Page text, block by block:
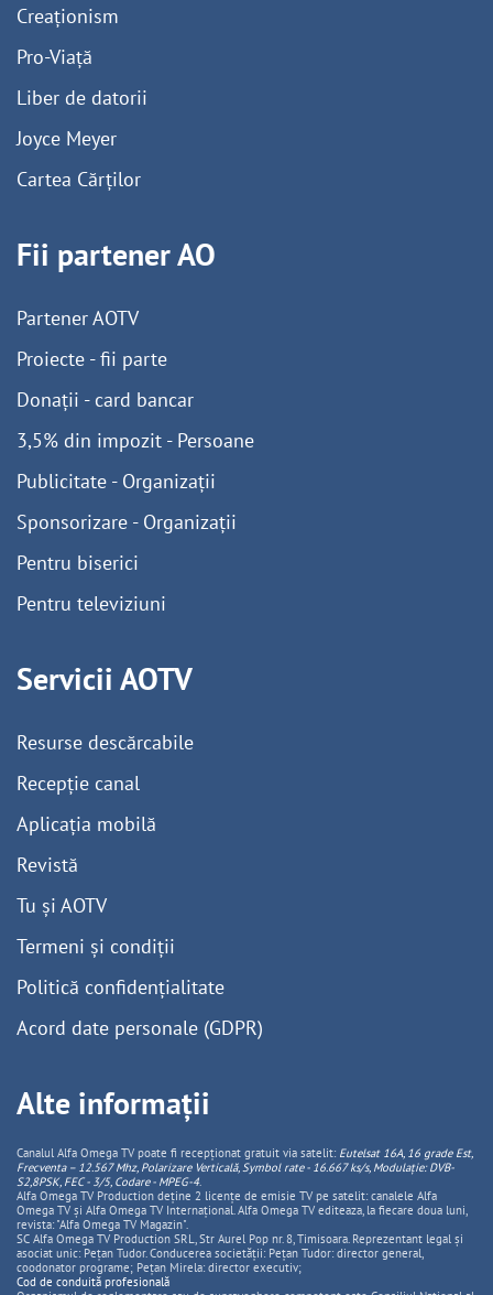
Creaționism
Pro-Viață
Liber de datorii
Joyce Meyer
Cartea Cărților
Fii partener AO
Partener AOTV
Proiecte - fii parte
Donații - card bancar
3,5% din impozit - Persoane
Publicitate - Organizații
Sponsorizare - Organizații
Pentru biserici
Pentru televiziuni
Servicii AOTV
Resurse descărcabile
Recepție canal
Aplicația mobilă
Revistă
Tu și AOTV
Termeni și condiții
Politică confidențialitate
Acord date personale (GDPR)
Alte informații
Canalul Alfa Omega TV poate fi recepționat gratuit via satelit: Eutelsat 16A, 16 grade Est,
Frecventa – 12.567 Mhz, PolarizareVerticală, Symbol rate - 16.667 ks/s, Modulație: DVB-
S2,8PSK, FEC - 3/5, Codare - MPEG-4.
Alfa Omega TV Production deține 2 licențe de emisie TV pe satelit: canalele Alfa
Omega TV și Alfa Omega TV Internațional. Alfa Omega TV editeaza, la fiecare doua luni,
revista: "Alfa Omega TV Magazin".
SC Alfa Omega TV Production SRL, Str Aurel Pop nr. 8, Timisoara. Reprezentant legal și
asociat unic: Pețan Tudor. Conducerea societății: Pețan Tudor: director general,
coodonator programe; Pețan Mirela: director executiv;
Cod de conduită profesională